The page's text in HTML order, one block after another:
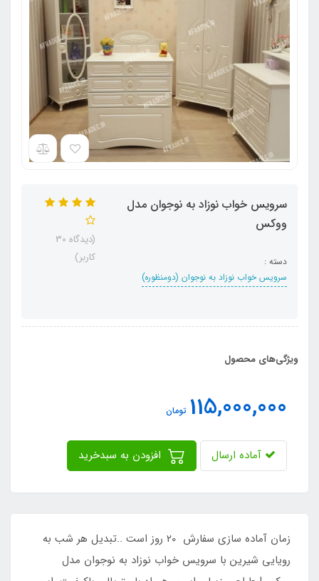
سرویس خواب نوزاد به نوجوان مدل
ووکس
دسته :
سرویس خواب نوزاد به نوجوان (دومنظوره)
(دیدگاه 30
کاربر)
ویژگی‌های محصول
115,000,000 تومان
آماده ارسال
زمان آماده سازی سفارش 20 روز است ..تبدیل هر شب به
رویایی شیرین با سرویس خواب نوزاد به نوجوان مدل